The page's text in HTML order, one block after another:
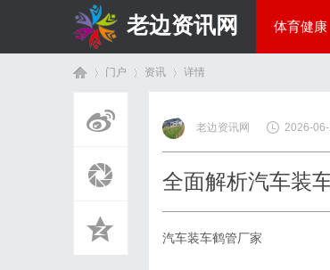
老边资讯网 体育健康
门户 资讯
›
详情
老边资讯网 2026-
全面解析汽车装
汽车装车鹤管厂家